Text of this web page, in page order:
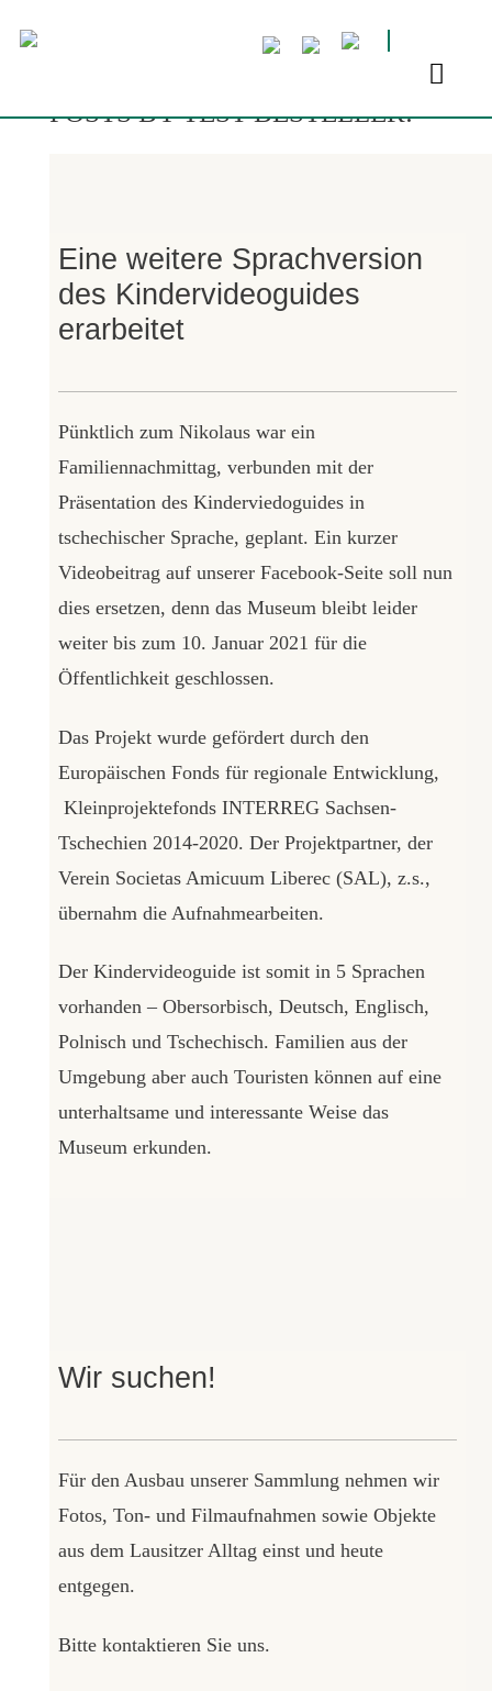
ABOUT TEST BESTELLER
POSTS BY TEST BESTELLER:
Eine weitere Sprachversion
des Kindervideoguides
erarbeitet
Pünktlich zum Nikolaus war ein
Familiennachmittag, verbunden mit der
Präsentation des Kinderviedoguides in
tschechischer Sprache, geplant. Ein kurzer
Videobeitrag auf unserer Facebook-Seite soll nun
dies ersetzen, denn das Museum bleibt leider
weiter bis zum 10. Januar 2021 für die
Öffentlichkeit geschlossen.
Das Projekt wurde gefördert durch den
Europäischen Fonds für regionale Entwicklung,
Kleinprojektefonds INTERREG Sachsen-
Tschechien 2014-2020. Der Projektpartner, der
Verein Societas Amicuum Liberec (SAL), z.s.,
übernahm die Aufnahmearbeiten.
Der Kindervideoguide ist somit in 5 Sprachen
vorhanden – Obersorbisch, Deutsch, Englisch,
Polnisch und Tschechisch. Familien aus der
Umgebung aber auch Touristen können auf eine
unterhaltsame und interessante Weise das
Museum erkunden.
Wir suchen!
Für den Ausbau unserer Sammlung nehmen wir
Fotos, Ton- und Filmaufnahmen sowie Objekte
aus dem Lausitzer Alltag einst und heute
entgegen.
Bitte kontaktieren Sie uns.